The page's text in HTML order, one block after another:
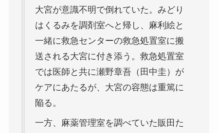
大宮が意識不明で倒れていた。みどり
はくるみを調剤室へと帰し、麻利絵と
一緒に救急センターの救急処置室に搬
送される大宮に付き添う。救急処置室
では医師と共に瀬野章吾（田中圭）が
ケアにあたるが、大宮の容態は重篤に
陥る。
一方、麻薬管理室を調べていた販田た